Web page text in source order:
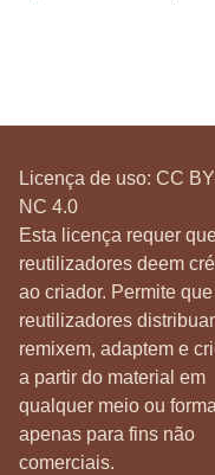
Licença de uso: CC
NC 4.0
Esta licença requer
reutilizadores deem
ao criador. Permite
reutilizadores
remixem, adaptem e
a partir do material em
qualquer meio ou
apenas para fins não
comerciais.